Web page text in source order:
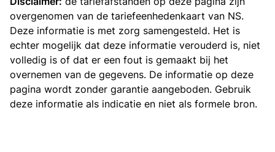
overgenomen van de tariefeenhedenkaart van NS.
Deze informatie is met zorg samengesteld. Het is
echter mogelijk dat deze informatie verouderd is, niet
volledig is of dat er een fout is gemaakt bij het
overnemen van de gegevens. De informatie op deze
pagina wordt zonder garantie aangeboden. Gebruik
deze informatie als indicatie en niet als formele bron.